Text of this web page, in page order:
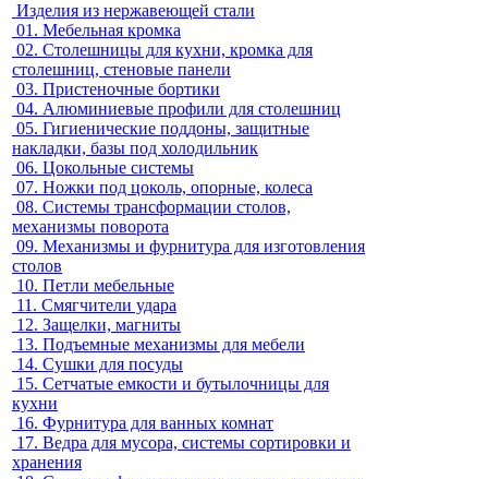
Изделия из нержавеющей стали
01. Мебельная кромка
02. Столешницы для кухни, кромка для
столешниц, стеновые панели
03. Пристеночные бортики
04. Алюминиевые профили для столешниц
05. Гигиенические поддоны, защитные
накладки, базы под холодильник
06. Цокольные системы
07. Ножки под цоколь, опорные, колеса
08. Системы трансформации столов,
механизмы поворота
09. Механизмы и фурнитура для изготовления
столов
10. Петли мебельные
11. Смягчители удара
12. Защелки, магниты
13. Подъемные механизмы для мебели
14. Сушки для посуды
15. Сетчатые емкости и бутылочницы для
кухни
16. Фурнитура для ванных комнат
17. Ведра для мусора, системы сортировки и
хранения